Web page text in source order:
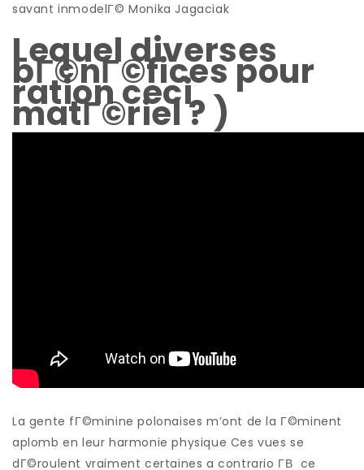
savant inmodelГ© Monika Jagaciak
Lequel diverses
bГ©nГ©fices pour
ration ceci
matГ©riel ? )
La gente fГ©minine polonaises m’ont de la Г©minent
aplomb en leur harmonie physique Ces vues se
dГ©roulent vraiment certaines a contrario Г­В ce